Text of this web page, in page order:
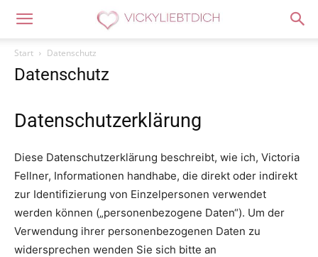
Start Datenschutz
Datenschutz
Datenschutzerklärung
Diese Datenschutzerklärung beschreibt, wie ich, Victoria
Fellner, Informationen handhabe, die direkt oder indirekt
zur Identifizierung von Einzelpersonen verwendet
werden können („personenbezogene Daten“). Um der
Verwendung ihrer personenbezogenen Daten zu
widersprechen wenden Sie sich bitte an